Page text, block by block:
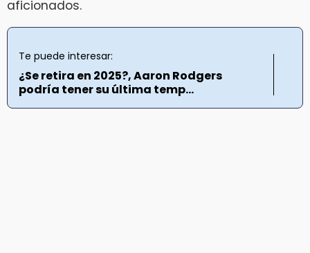
aficionados.
Te puede interesar:
¿Se retira en 2025?, Aaron Rodgers
podría tener su última temp...